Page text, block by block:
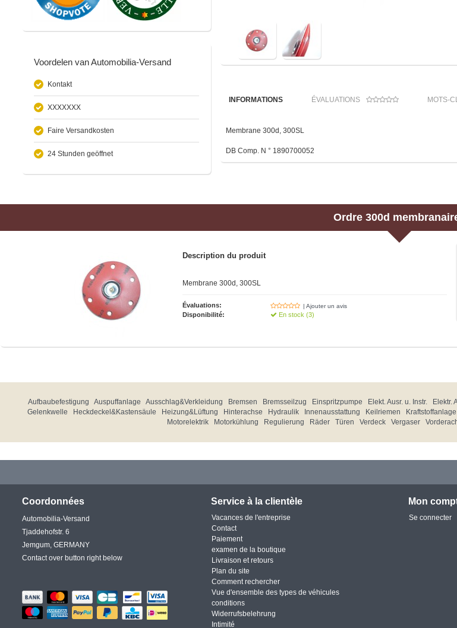
Voordelen van Automobilia-Versand
Kontakt
XXXXXXX
Faire Versandkosten
24 Stunden geöffnet
INFORMATIONS ÉVALUATIONS MOTS-
Membrane 300d, 300SL
DB Comp. N ° 1890700052
Ordre 300d
Description du produit
Membrane 300d, 300SL
Évaluations: | Ajouter un avis
Disponibilité: En stock (3)
Aufbaubefestigung Auspuffanlage Ausschlag&Verkleidung Bremsen Bremsseilzug Einspritzpumpe Elekt. Ausr. u. Instr. Elektr.
Gelenkwelle
Heckdeckel&Kastensäule Heizung&Lüftung Hinterachse Hydraulik Innenausstattung Keilriemen Kraftstoffanlage
Motorelektrik
Motorkühlung Regulierung Räder Türen Verdeck Vergaser
Coordonnées
Automobilia-Versand
Tjaddehofstr. 6
Jemgum, GERMANY
Contact over button right below
Service à la clientèle
Vacances de l'entreprise
Contact
Paiement
examen de la boutique
Livraison et retours
Plan du site
Comment rechercher
Vue d'ensemble des types de véhicules
conditions
Widerrufsbelehrung
Intimité
Mon
Se connecter